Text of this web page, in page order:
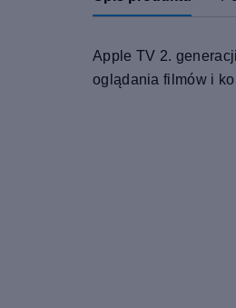
Apple TV 2.
oglądania filmów i